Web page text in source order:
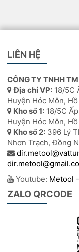
LIÊN HỆ
CÔNG TY TNHH
Địa chỉ VP: 18/5C
Huyện Hóc Môn,
Kho số 1: 18/5C
Huyện Hóc Môn,
Kho số 2: 396 Lý
Nhơn Trạch, Đồng
Youtube: Metool
ZALO QRCODE